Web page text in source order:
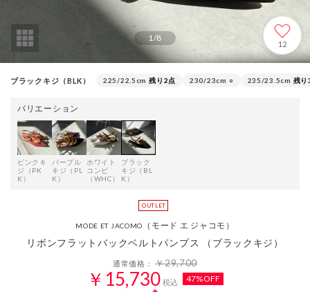
1/8
12
ブラックキジ（BLK） 225/22.5cm 残り2点 230/23cm ○ 235/23.5cm 残り
バリエーション
ピンクキ
ジ（PK
K）
パープル
キジ（PL
K）
ホワイト
コンビ
（WHC）
ブラック
キジ（BL
K）
MODE ET JACOMO （モード エ ジャコモ）
リボンフラットバックベルトパンプス （ブラックキジ）
通常価格：￥29,700
￥15,730 税込 47%OFF